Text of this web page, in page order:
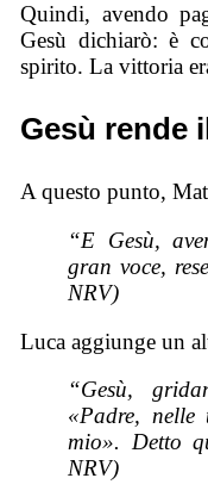
Quindi, avendo
Gesù dichiarò: è
spirito. La vittoria
Gesù rende
A questo punto,
“E Gesù,
gran voce,
NRV)
Luca aggiunge un
“Gesù,
«Padre,
mio». Detto
NRV)